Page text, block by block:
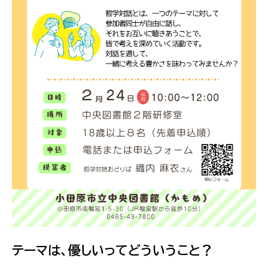
テーマは、優しいってどういうこと？